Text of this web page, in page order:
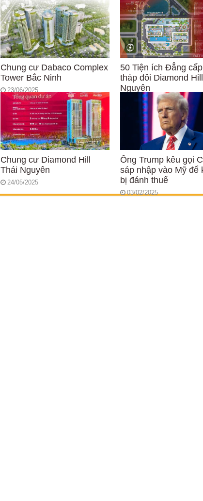
Chung cư Dabaco Complex
Tower Bắc Ninh
23/06/2025
50 Tiện ích Đẳng
tháp đôi Diamond
Nguyên
28/05/2025
Chung cư Diamond Hill
Thái Nguyên
24/05/2025
Ông Trump kêu gọi
sáp nhập vào Mỹ để
bị đánh thuế
03/02/2025